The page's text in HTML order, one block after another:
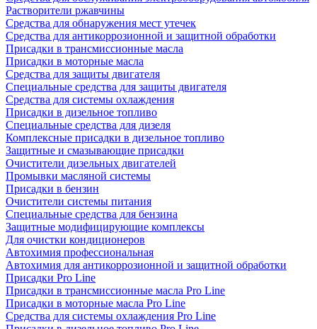
Растворители ржавчины
Средства для обнаружения мест утечек
Средства для антикоррозионной и защитной обработки
Присадки в трансмиссионные масла
Присадки в моторные масла
Средства для защиты двигателя
Специальныe средства для защиты двигателя
Средства для системы охлаждения
Присадки в дизельное топливо
Спeциальные средства для дизеля
Комплексные присадки в дизельное топливо
Защитные и смазывающие присадки
Очистители дизельных двигателей
Промывки масляной системы
Присадки в бензин
Очистители системы питания
Специальные срeдства для бензина
Защитные модифицирующие комплексы
Для очистки кондиционеров
Автохимия профессиональная
Автохимия для антикоррозионной и защитной обработки
Присадки Pro Line
Присадки в трансмиссионные масла Pro Line
Присадки в моторные масла Pro Line
Средства для системы охлаждения Pro Line